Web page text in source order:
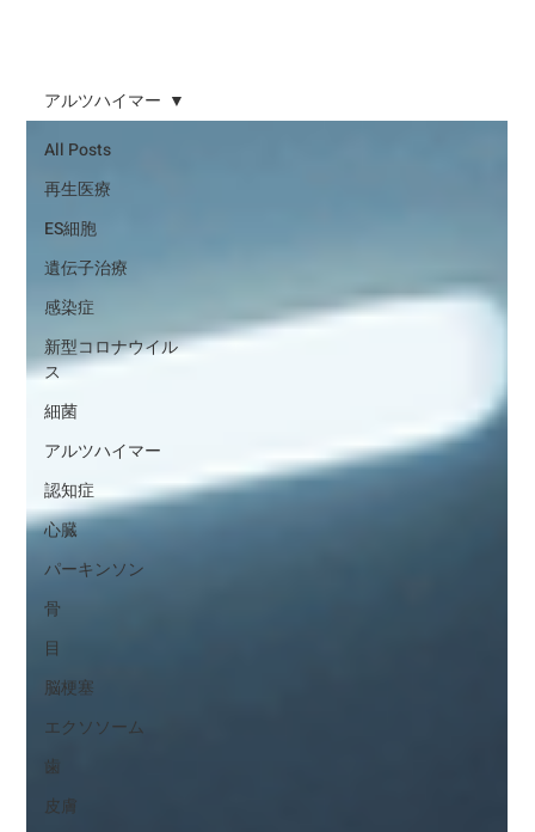
All Posts
再生医療
ES細胞
遺伝子治療
感染症
新型コロナウイル
ス
細菌
アルツハイマー
認知症
心臓
パーキンソン
骨
目
脳梗塞
エクソソーム
歯
皮膚
アルツハイマー